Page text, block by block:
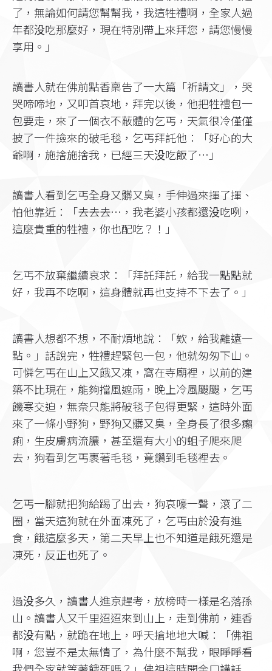
了，無論如何請您幫幫我，我這牲禮啊，全家人過
年都没吃那麼好，現在特別帶上來拜您，請您慢慢
享用。」
讀書人就在佛前點香稟告了一大篇「祈請文」，哭
哭啼啼地，又叩首哀地，拜完以後，他把牲禮包一
包要走，來了一個衣不蔽體的乞丐，天氣很冷僅僅
披了一件撿來的破毛毯，乞丐拜託他：「好心的大
爺啊，施捨施捨我，已經三天没吃飯了…」
讀書人看到乞丐全身又髒又臭，手伸過來揮了揮、
怕他靠近：「去去去…，我老婆小孩都還没吃咧，
這麼貴重的牲禮，你也配吃？！」
乞丐不放棄繼續哀求：「拜託拜託，給我一點點就
好，我再不吃啊，這身體就再也支持不下去了。」
讀書人想都不想，不耐煩地說：「欸，給我離遠一
點。」話說完，牲禮趕緊包一包，他就匆匆下山。
可憐乞丐在山上又餓又凍，窩在寺廟裡，以前的建
築不比現在，能夠擋風遮雨，晚上冷風颼颼，乞丐
饑寒交迫，無奈只能將破毯子包得更緊，這時外面
來了一條小野狗，野狗又髒又臭，全身長了很多癩
痢，生皮膚病流膿，甚至還有大小的蛆子爬來爬
去，狗看到乞丐裹著毛毯，竟鑽到毛毯裡去。
乞丐一腳就把狗給踢了出去，狗哀嚎一聲，滾了二
圈，當天這狗就在外面凍死了，乞丐由於没有進
食，餓這麼多天，第二天早上也不知道是餓死還是
凍死，反正也死了。
過没多久，讀書人進京趕考，放榜時一樣是名落孫
山。讀書人又千里迢迢來到山上，走到佛前，連香
都没有點，就跪在地上，呼天搶地地大喊：「佛祖
啊，您豈不是太無情了，為什麼不幫我，眼睜睜看